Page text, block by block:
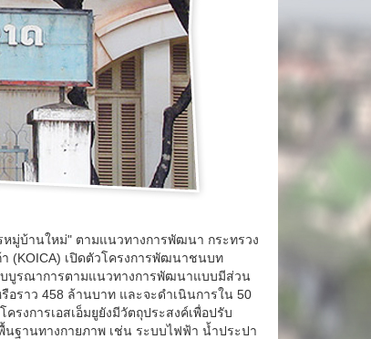
มู่บ้านใหม่" ตามแนวทางการพัฒนา กระทรวง
(KOICA) เปิดตัวโครงการพัฒนาชนบท
บบูรณาการตามแนวทางการพัฒนาแบบมีส่วน
อราว 458 ล้านบาท และจะดำเนินการใน 50
งการเอสเอ็มยูยังมีวัตถุประสงค์เพื่อปรับ
ฐานทางกายภาพ เช่น ระบบไฟฟ้า น้ำประปา